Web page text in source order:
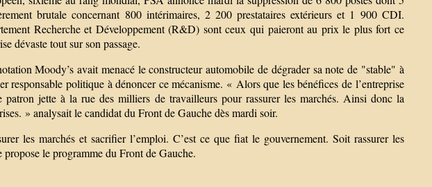
brutale concernant 800 intérimaires, 2 200 prestataires extérieurs et 1 900 CDI.
Recherche et Développement (R&D) sont ceux qui paieront au prix le plus fort ce
dévaste tout sur son passage.
Moody’s avait menacé le constructeur automobile de dégrader sa note de "stable" à
responsable politique à dénoncer ce mécanisme. « Alors que les bénéfices de l’entreprise
patron jette à la rue des milliers de travailleurs pour rassurer les marchés. Ainsi donc la
» analysait le candidat du Front de Gauche dès mardi soir.
les marchés et sacrifier l’emploi. C’est ce que fiat le gouvernement. Soit rassurer les
le programme du Front de Gauche.